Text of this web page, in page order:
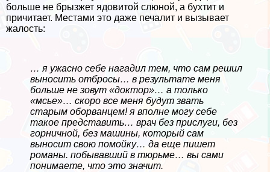
больше не брызжет ядовитой слюной, а бухтит и
причитает. Местами это даже печалит и вызывает
жалость:
… я ужасно себе нагадил тем, что сам решил
выносить отбросы… в результате меня
больше не зовут «доктор»… а только
«мсье»… скоро все меня будут звать
старым оборванцем! я вполне могу себе
такое представить… врач без прислуги, без
горничной, без машины, который сам
выносит свою помойку… да еще пишет
романы. побывавший в тюрьме… вы сами
понимаете, что это значит.